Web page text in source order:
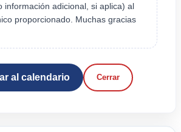
información adicional, si aplica) al
proporcionado. Muchas gracias
al calendario Cerrar